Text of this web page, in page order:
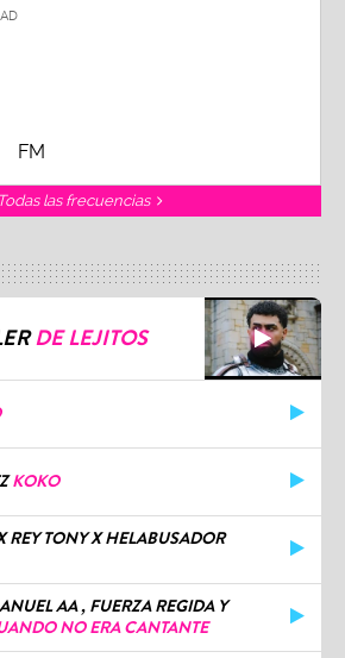
FM
Todas las frecuencias
DE LEJITOS
KOKO
REY TONY X HELABUSADOR
AA , FUERZA REGIDA Y
NO ERA CANTANTE